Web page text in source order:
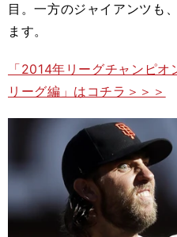
目。一方のジャイアンツも
ます。
「2014年リーグチャンピ
リーグ編」はコチラ＞＞＞